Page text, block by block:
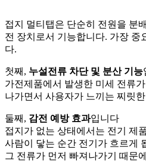
접지 멀티탭은 단순히 전원을 분
전 장치로서 기능합니다. 가장 중
다.
첫째, 누설전류 차단 및 분산 기능
가전제품에서 발생한 미세 전류
나가면서 사용자가 느끼는 찌릿
둘째, 감전 예방 효과입니다
접지가 없는 상태에서는 전기 제
사람이 닿는 순간 전기가 흐르게
그 전류가 먼저 빠져나가기 때문